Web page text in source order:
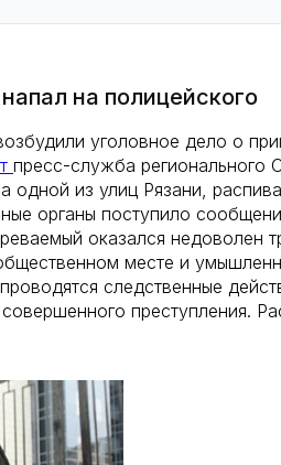
на полицейского
уголовное дело о
пресс-служба регионального
одной из улиц Рязани,
органы поступило
оказался недоволен
месте и
следственные
преступления.